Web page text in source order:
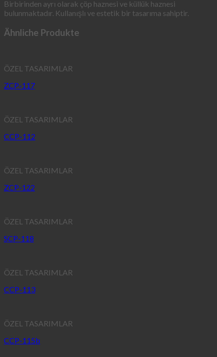
Birbirinden ayrı olarak çöp haznesi ve küllük haznesi
bulunmaktadır. Kullanışlı ve estetik bir tasarıma sahiptir.
Ähnliche Produkte
ÖZEL TASARIMLAR
ZCP-117
ÖZEL TASARIMLAR
CCP-112
ÖZEL TASARIMLAR
ZCP-122
ÖZEL TASARIMLAR
SCP-118
ÖZEL TASARIMLAR
CCP-113
ÖZEL TASARIMLAR
CCP-115b